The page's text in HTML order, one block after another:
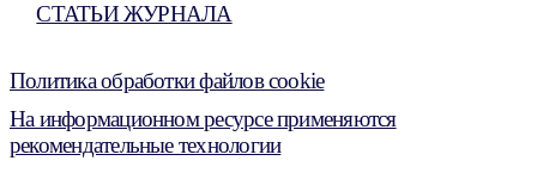
СТАТЬИ ЖУРНАЛА
Политика обработки файлов cookie
На информационном ресурсе применяются
рекомендательные технологии